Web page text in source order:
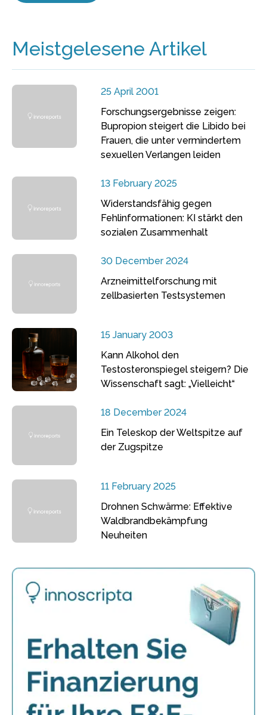
Meistgelesene Artikel
25 April 2001
Forschungsergebnisse zeigen:
Bupropion steigert die Libido bei
Frauen, die unter vermindertem
sexuellen Verlangen leiden
13 February 2025
Widerstandsfähig gegen
Fehlinformationen: KI stärkt den
sozialen Zusammenhalt
30 December 2024
Arzneimittelforschung mit
zellbasierten Testsystemen
15 January 2003
Kann Alkohol den
Testosteronspiegel steigern? Die
Wissenschaft sagt: „Vielleicht“
18 December 2024
Ein Teleskop der Weltspitze auf
der Zugspitze
11 February 2025
Drohnen Schwärme: Effektive
Waldbrandbekämpfung
Neuheiten